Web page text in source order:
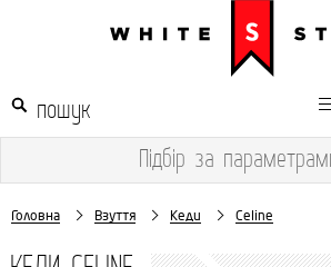
Підбір за
Головна Взуття Кеди Celine